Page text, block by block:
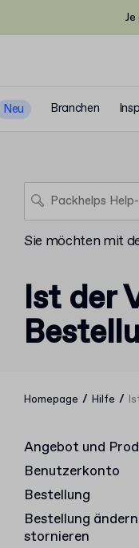
Neu Branchen
Sie möchten mit
Ist der
Homepage / Hilfe /
Angebot und
Benutzerkonto
Bestellung
Bestellung
stornieren